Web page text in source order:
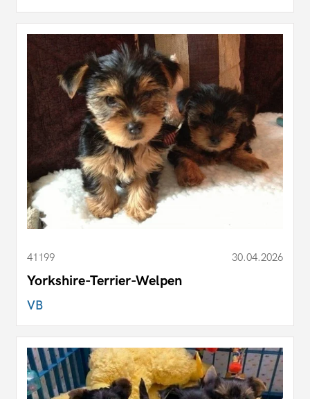
41199 30.04.2026
Yorkshire-Terrier-Welpen
VB